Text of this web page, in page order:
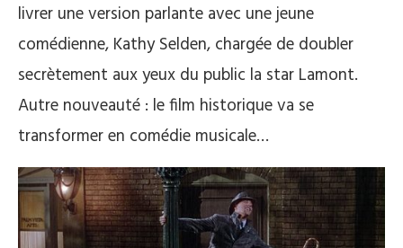
livrer une version parlante avec une jeune
comédienne, Kathy Selden, chargée de doubler
secrètement aux yeux du public la star Lamont.
Autre nouveauté : le film historique va se
transformer en comédie musicale…